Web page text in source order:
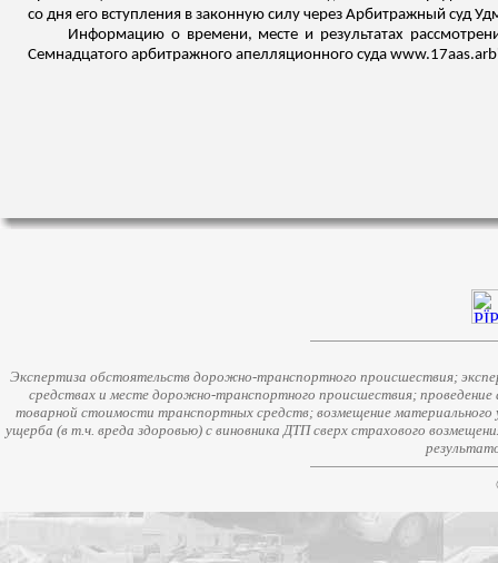
со дня его вступления в законную силу через Арбитражный суд
Информацию о времени, месте и результатах
Семнадцатого арбитражного апелляционного суда
Экспертиза обстоятельств дорожно-транспортного происшествия;
средствах и месте дорожно-транспортного происшествия;
товарной стоимости транспортных средств; возмещение
ущерба (в т.ч. вреда здоровью) с виновника ДТП сверх страхового